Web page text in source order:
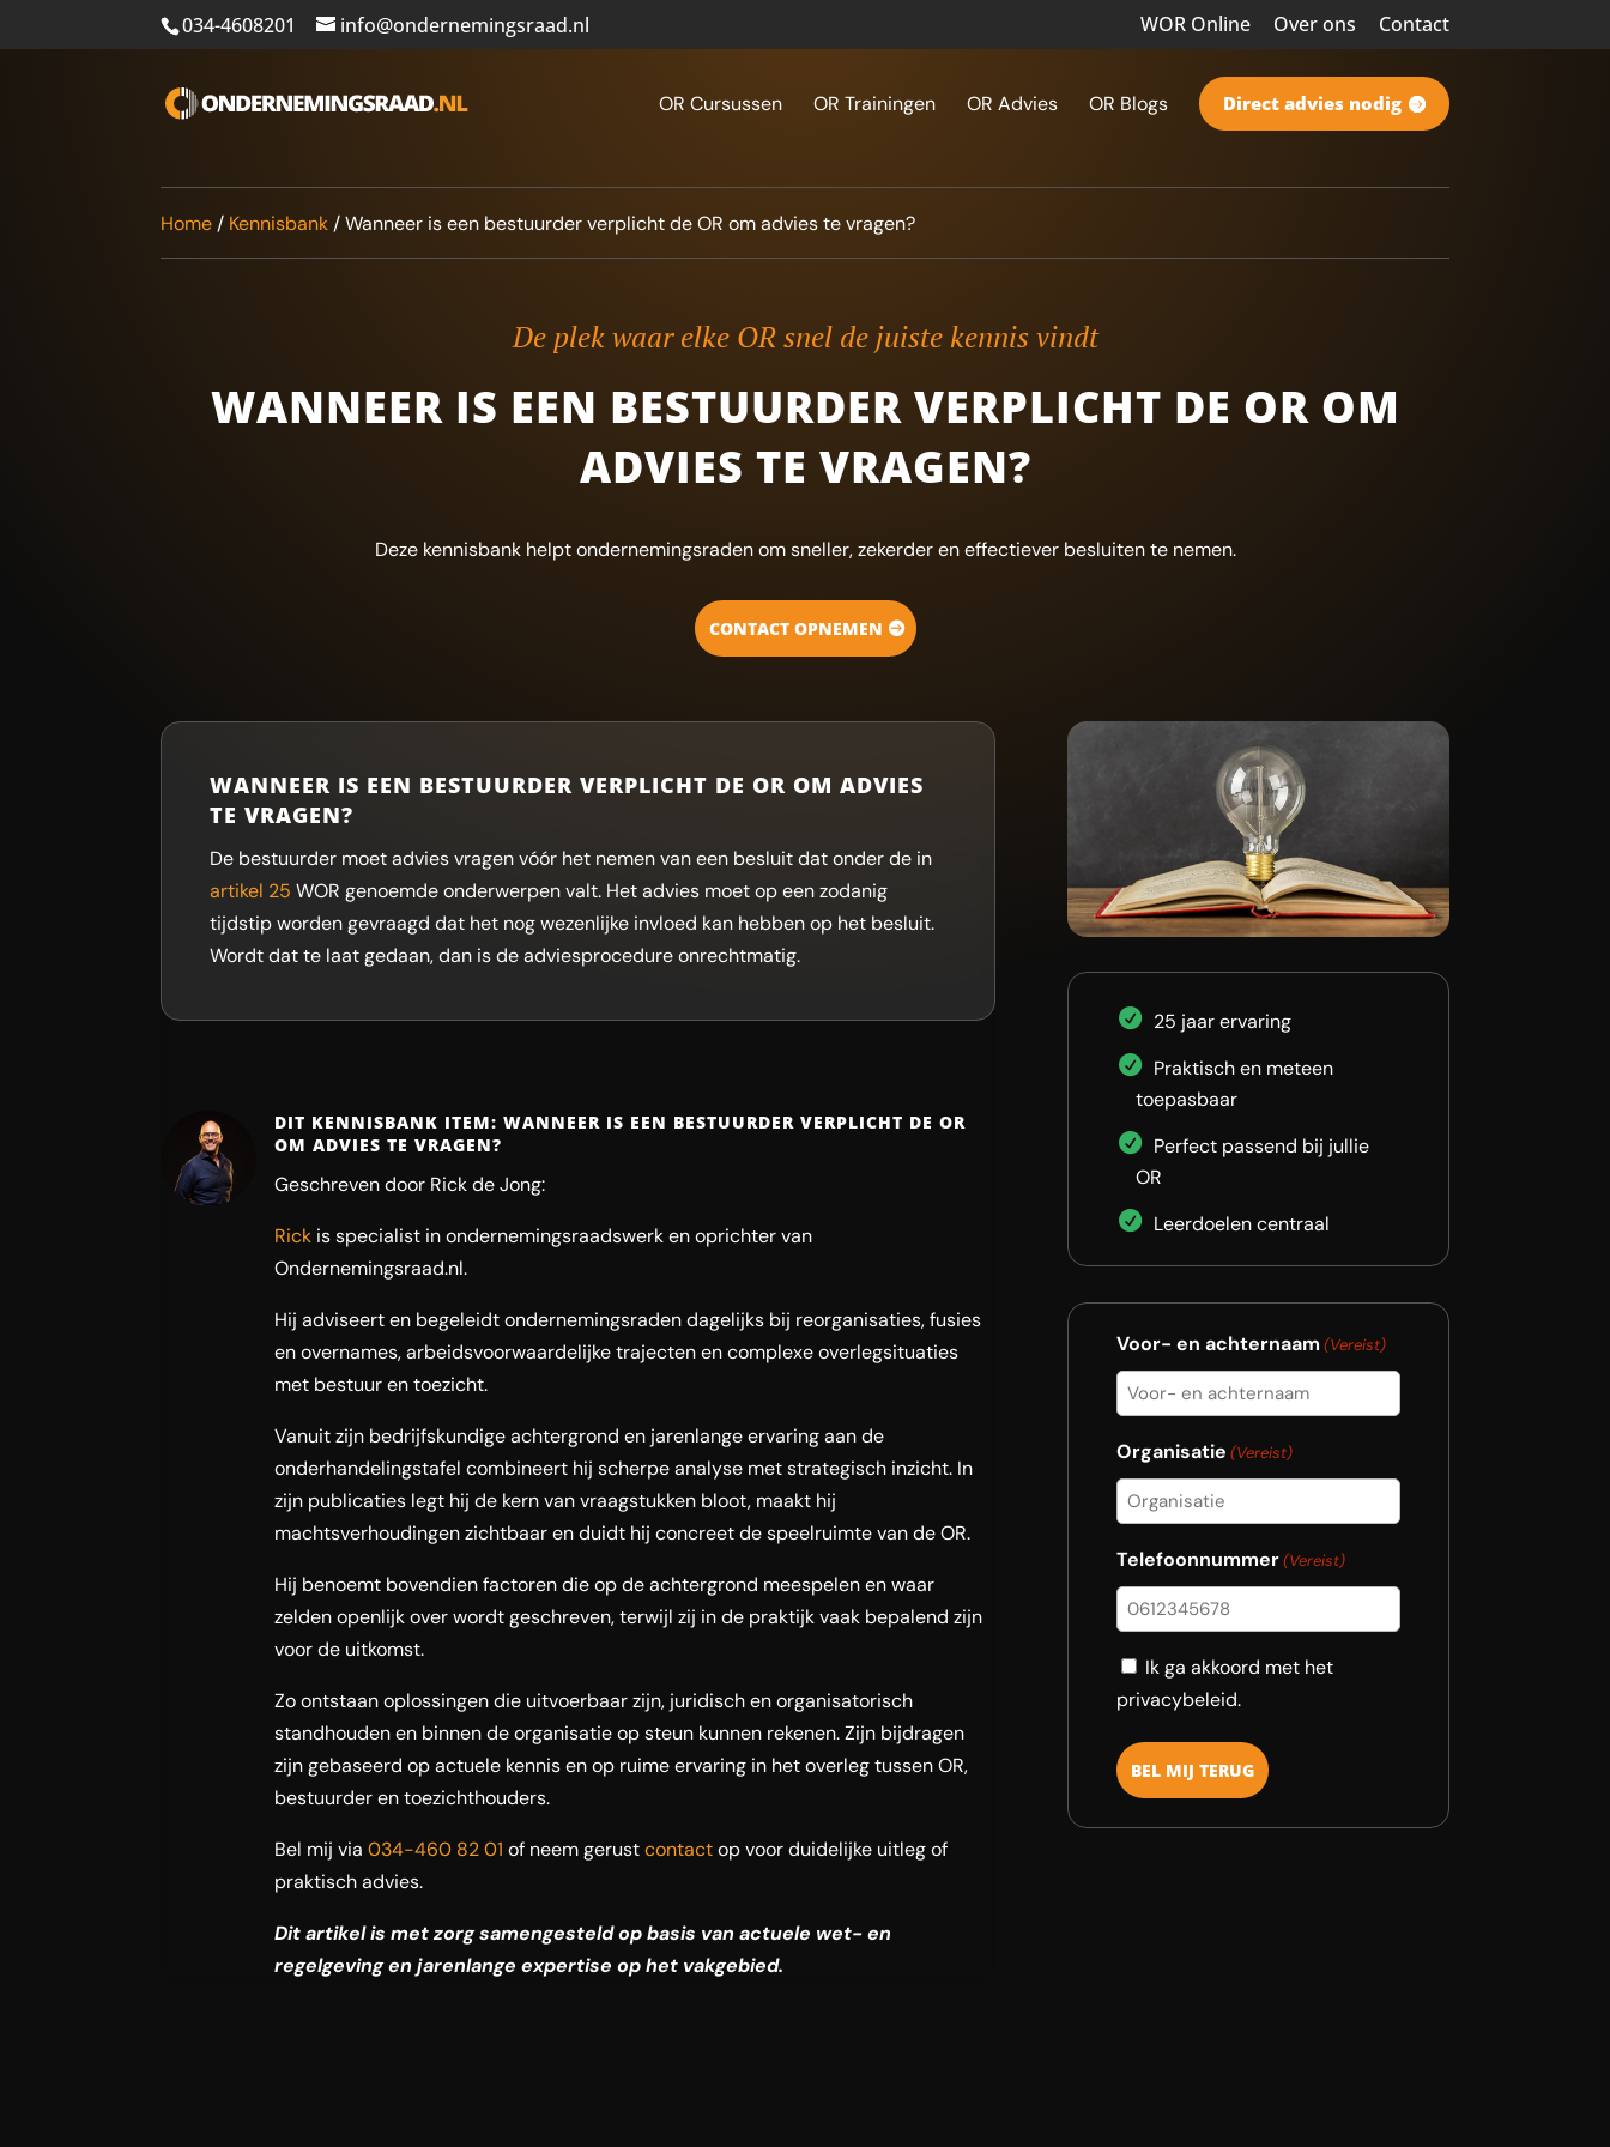
034-4608201 info@ondernemingsraad.nl WOR Online Over ons Contact
OR Cursussen OR Trainingen OR Advies OR Blogs Direct advies nodig
Home / Kennisbank /Wanneer is een bestuurder verplicht de OR om advies te vragen?
De plek waar elke OR snel de juiste kennis vindt
WANNEER IS EEN BESTUURDER VERPLICHT DE OR OM
ADVIES TE VRAGEN?
Deze kennisbank helpt ondernemingsraden om sneller, zekerder en effectiever besluiten te nemen.
CONTACT OPNEMEN
WANNEER IS EEN BESTUURDER VERPLICHT DE OR OM ADVIES
TE VRAGEN?
De bestuurder moet advies vragen vóór het nemen van een besluit dat onder de in
artikel 25 WOR genoemde onderwerpen valt. Het advies moet op een zodanig
tijdstip worden gevraagd dat het nog wezenlijke invloed kan hebben op het besluit.
Wordt dat te laat gedaan, dan is de adviesprocedure onrechtmatig.
DIT KENNISBANK ITEM: WANNEER IS EEN BESTUURDER VERPLICHT DE OR
OM ADVIES TE VRAGEN?
Geschreven door Rick de Jong:
Rick is specialist in ondernemingsraadswerk en oprichter van
Ondernemingsraad.nl.
Hij adviseert en begeleidt ondernemingsraden dagelijks bij reorganisaties, fusies
en overnames, arbeidsvoorwaardelijke trajecten en complexe overlegsituaties
met bestuur en toezicht.
Vanuit zijn bedrijfskundige achtergrond en jarenlange ervaring aan de
onderhandelingstafel combineert hij scherpe analyse met strategisch inzicht. In
zijn publicaties legt hij de kern van vraagstukken bloot, maakt hij
machtsverhoudingen zichtbaar en duidt hij concreet de speelruimte van de OR.
Hij benoemt bovendien factoren die op de achtergrond meespelen en waar
zelden openlijk over wordt geschreven, terwijl zij in de praktijk vaak bepalend zijn
voor de uitkomst.
Zo ontstaan oplossingen die uitvoerbaar zijn, juridisch en organisatorisch
standhouden en binnen de organisatie op steun kunnen rekenen. Zijn bijdragen
zijn gebaseerd op actuele kennis en op ruime ervaring in het overleg tussen OR,
bestuurder en toezichthouders.
Bel mij via034-460 82 01 of neem gerustcontactop voor duidelijke uitleg of
praktisch advies.
Dit artikel is met zorg samengesteld op basis van actuele wet- en
regelgeving en jarenlange expertise op het vakgebied.
25 jaar ervaring
Praktisch en meteen
toepasbaar
Perfect passend bij jullie
OR
Leerdoelen centraal
Voor- en achternaam (Vereist)
Organisatie (Vereist)
Telefoonnummer (Vereist)
Consent
Ik ga akkoord met het
privacybeleid.